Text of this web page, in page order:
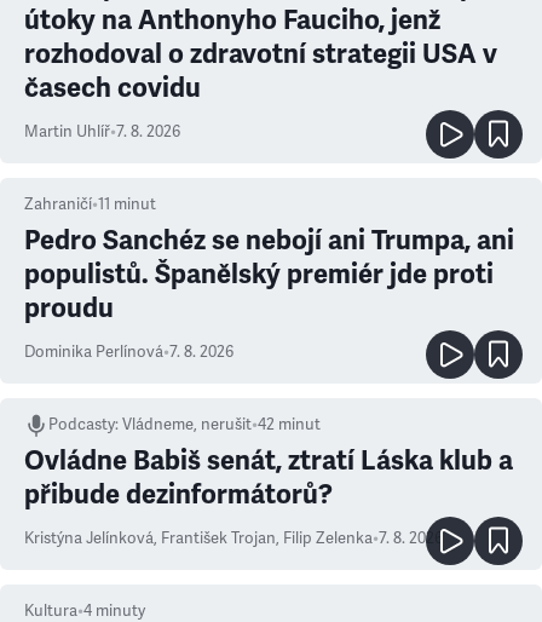
útoky na Anthonyho Fauciho, jenž
rozhodoval o zdravotní strategii USA v
časech covidu
Martin Uhlíř•7. 8. 2026
Zahraničí•11 minut
Pedro Sanchéz se nebojí ani Trumpa, ani
populistů. Španělský premiér jde proti
proudu
Dominika Perlínová•7. 8. 2026
Podcasty:Vládneme, nerušit•42 minut
Ovládne Babiš senát, ztratí Láska klub a
přibude dezinformátorů?
Kristýna Jelínková, František Trojan, Filip Zelenka•7. 8. 2026
Kultura•4 minuty